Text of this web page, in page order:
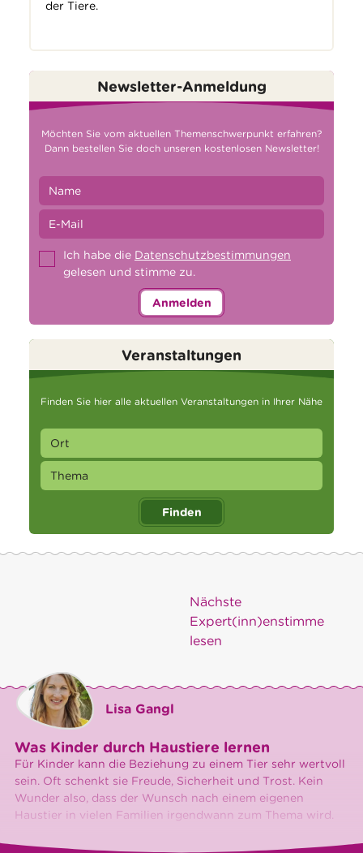
der Tiere.
Newsletter-Anmeldung
Möchten Sie vom aktuellen Themenschwerpunkt erfahren?
Dann bestellen Sie doch unseren kostenlosen Newsletter!
Ich habe die Datenschutzbestimmungen
gelesen und stimme zu.
Anmelden
Veranstaltungen
Finden Sie hier alle aktuellen Veranstaltungen in Ihrer Nähe
Finden
Nächste
Expert(inn)enstimme
lesen
Lisa Gangl
Was Kinder durch Haustiere lernen
Für Kinder kann die Beziehung zu einem Tier sehr wertvoll
sein. Oft schenkt sie Freude, Sicherheit und Trost. Kein
Wunder also, dass der Wunsch nach einem eigenen
Haustier in vielen Familien irgendwann zum Thema wird.